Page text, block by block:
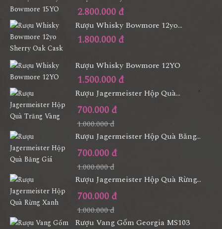
2.800.000 đ
Rượu Whisky Bowmore 12yo...
1.800.000 đ
Rượu Whisky Bowmore 12YO
1.500.000 đ
Rượu Jagermeister Hộp Quà...
700.000 đ
1.000.000 đ
Rượu Jagermeister Hộp Quà Băng...
700.000 đ
1.000.000 đ
Rượu Jagermeister Hộp Quà Rừng...
700.000 đ
1.000.000 đ
Rượu Vang Gốm Georgia MS103